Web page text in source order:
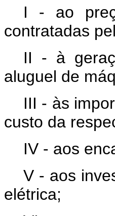
I - ao
contratadas
II - à
aluguel de
III - às
custo da
IV - aos
V - aos
elétrica;